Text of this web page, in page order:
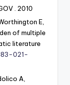
. 2010
E,
of multiple
literature
021-
A,